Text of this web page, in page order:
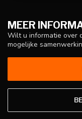
MEER
Wilt u informatie over
mogelijke